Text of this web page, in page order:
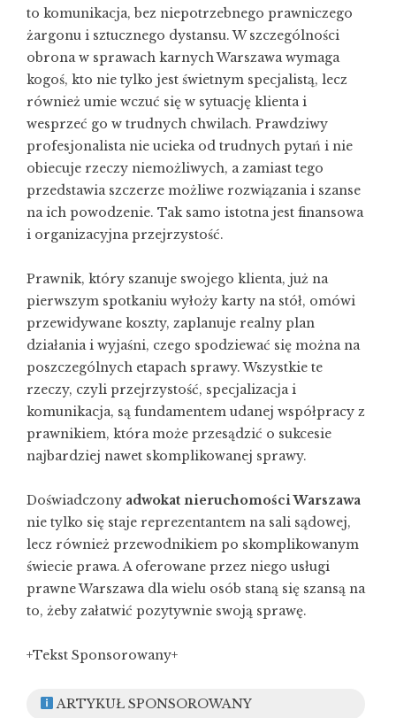
to komunikacja, bez niepotrzebnego prawniczego
żargonu i sztucznego dystansu. W szczególności
obrona w sprawach karnych Warszawa wymaga
kogoś, kto nie tylko jest świetnym specjalistą, lecz
również umie wczuć się w sytuację klienta i
wesprzeć go w trudnych chwilach. Prawdziwy
profesjonalista nie ucieka od trudnych pytań i nie
obiecuje rzeczy niemożliwych, a zamiast tego
przedstawia szczerze możliwe rozwiązania i szanse
na ich powodzenie. Tak samo istotna jest finansowa
i organizacyjna przejrzystość.
Prawnik, który szanuje swojego klienta, już na
pierwszym spotkaniu wyłoży karty na stół, omówi
przewidywane koszty, zaplanuje realny plan
działania i wyjaśni, czego spodziewać się można na
poszczególnych etapach sprawy. Wszystkie te
rzeczy, czyli przejrzystość, specjalizacja i
komunikacja, są fundamentem udanej współpracy z
prawnikiem, która może przesądzić o sukcesie
najbardziej nawet skomplikowanej sprawy.
Doświadczony adwokat nieruchomości Warszawa
nie tylko się staje reprezentantem na sali sądowej,
lecz również przewodnikiem po skomplikowanym
świecie prawa. A oferowane przez niego usługi
prawne Warszawa dla wielu osób staną się szansą na
to, żeby załatwić pozytywnie swoją sprawę.
+Tekst Sponsorowany+
ARTYKUŁ SPONSOROWANY